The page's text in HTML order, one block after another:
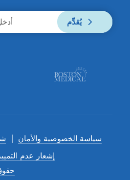
يُقدِّم
سياسة الخصوصية والأمان
إشعار عدم